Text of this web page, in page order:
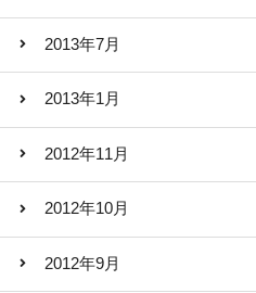
2013年7月
2013年1月
2012年11月
2012年10月
2012年9月